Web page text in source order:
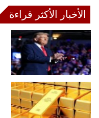
الأخبار الأكثر قراءة